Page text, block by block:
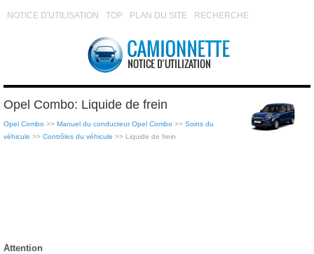
NOTICE D'UTILISATION TOP PLAN DU SITE RECHERCHE
Opel Combo: Liquide de frein
Opel Combo >> Manuel du conducteur Opel Combo >> Soins du
véhicule >> Contrôles du véhicule >> Liquide de frein
Attention